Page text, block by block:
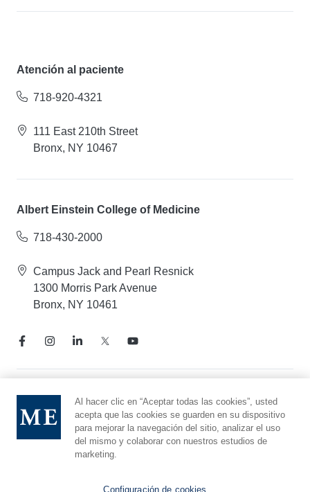
Atención al paciente
718-920-4321
111 East 210th Street
Bronx, NY 10467
Albert Einstein College of Medicine
718-430-2000
Campus Jack and Pearl Resnick
1300 Morris Park Avenue
Bronx, NY 10461
Aviso de prácticas de privacidad
Línea directa de cumplimiento
Denunciar maltrato
Preferencias de cookies
Al hacer clic en “Aceptar todas las cookies”, usted
acepta que las cookies se guarden en su dispositivo
para mejorar la navegación del sitio, analizar el uso
del mismo y colaborar con nuestros estudios de
marketing.
Configuración de cookies